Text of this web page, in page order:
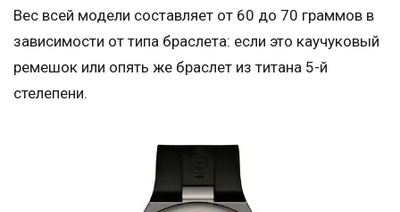
Вес всей модели составляет от 60 до 70 граммов в
зависимости от типа браслета: если это каучуковый
ремешок или опять же браслет из титана 5-й
стелепени.